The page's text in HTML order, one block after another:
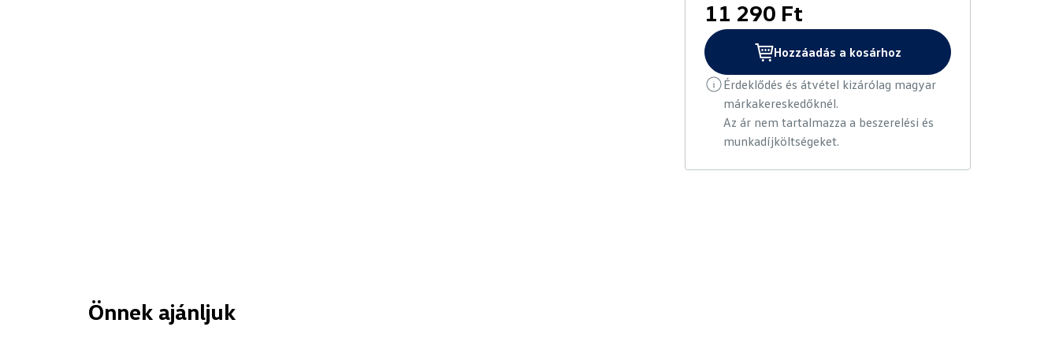
11 290 Ft
Hozzáadás a kosárhoz
Érdeklődés és átvétel kizárólag magyar
márkakereskedőknél.
Az ár nem tartalmazza a beszerelési és
munkadíjköltségeket.
Önnek ajánljuk